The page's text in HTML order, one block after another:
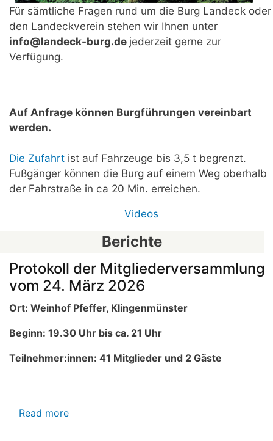
Für sämtliche Fragen rund um die Burg Landeck oder
den Landeckverein stehen wir Ihnen unter
info@landeck-burg.de jederzeit gerne zur
Verfügung.
Auf Anfrage können Burgführungen vereinbart
werden.
Die Zufahrt ist auf Fahrzeuge bis 3,5 t begrenzt.
Fußgänger können die Burg auf einem Weg oberhalb
der Fahrstraße in ca 20 Min. erreichen.
Videos
Berichte
Protokoll der Mitgliederversammlung
vom 24. März 2026
Ort: Weinhof Pfeffer, Klingenmünster
Beginn: 19.30 Uhr bis ca. 21 Uhr
Teilnehmer:innen: 41 Mitglieder und 2 Gäste
Read more